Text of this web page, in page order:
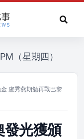
（星期四）
盧秀燕期勉再戰巴黎
發光獲頒